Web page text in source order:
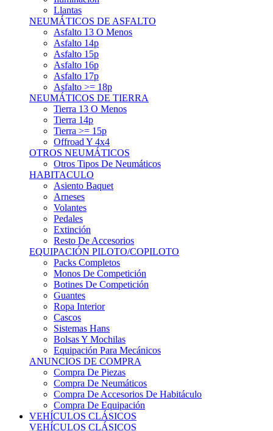
NEUMÁTICOS DE ASFALTO
Asfalto 13 O Menos
Asfalto 14p
Asfalto 15p
Asfalto 16p
Asfalto 17p
Asfalto >= 18p
NEUMÁTICOS DE TIERRA
Tierra 13 O Menos
Tierra 14p
Tierra >= 15p
Offroad Y 4x4
OTROS NEUMÁTICOS
Otros Tipos De Neumáticos
HABITACULO
Asiento Baquet
Arneses
Volantes
Pedales
Extinción
Resto De Accesorios
EQUIPACIÓN PILOTO/COPILOTO
Packs Completos
Monos De Competición
Botines De Competición
Guantes
Ropa Interior
Cascos
Sistemas Hans
Bolsas Y Mochilas
Equipación Para Mecánicos
ANUNCIOS DE COMPRA
Compra De Piezas
Compra De Neumáticos
Compra De Accesorios De Habitáculo
Compra De Equipación
VEHÍCULOS CLÁSICOS
VEHÍCULOS CLÁSICOS
Clásicos De Calle